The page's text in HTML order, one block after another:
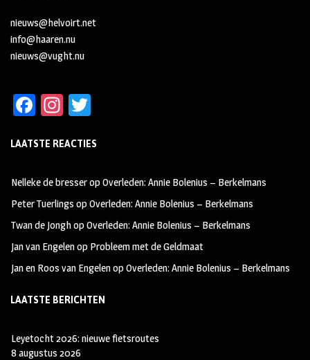
nieuws@helvoirt.net
info@haaren.nu
nieuws@vught.nu
Fa
b
oo
k
In
ag
m
tt
LAATSTE REACTIES
Nelleke de bresseropOverleden: Annie Bolenius – Berkelmans
Peter Tuerlings opOverleden: Annie Bolenius – Berkelmans
Twan de JonghopOverleden: Annie Bolenius – Berkelmans
Jan van Engelenop Probleem met de Geldmaat
Jan en Roos van EngelenopOverleden: Annie Bolenius – Berkelmans
LAATSTE BERICHTEN
Leyetocht 2026: nieuwe fietsroutes
8 augustus 2026